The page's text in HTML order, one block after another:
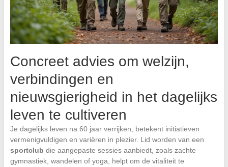
Concreet advies om welzijn,
verbindingen en
nieuwsgierigheid in het dagelijks
leven te cultiveren
Je dagelijks leven na 60 jaar verrijken, betekent initiatieven
vermenigvuldigen en variëren in plezier. Lid worden van een
sportclub die aangepaste sessies aanbiedt, zoals zachte
gymnastiek, wandelen of yoga, helpt om de vitaliteit te